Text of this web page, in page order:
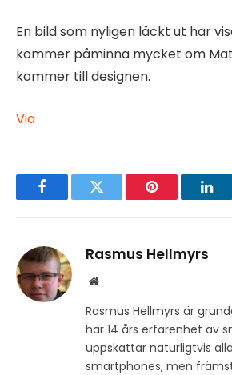
En bild som nyligen läckt ut har
kommer påminna mycket om
kommer till designen.
Via
FacebookTwitter Pinterest
Rasmus Hellmyrs
Website
Rasmus Hellmyrs är
har 14 års erfarenhet av
uppskattar naturligtvis
smartphones, men